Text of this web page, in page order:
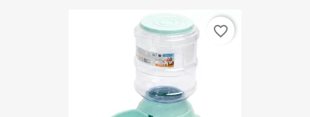
favorite_border